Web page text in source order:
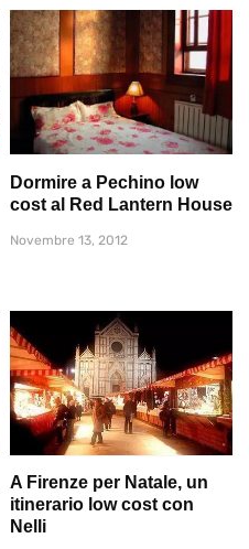
Dormire a Pechino low
cost al Red Lantern House
Novembre 13, 2012
A Firenze per Natale, un
itinerario low cost con
Nelli